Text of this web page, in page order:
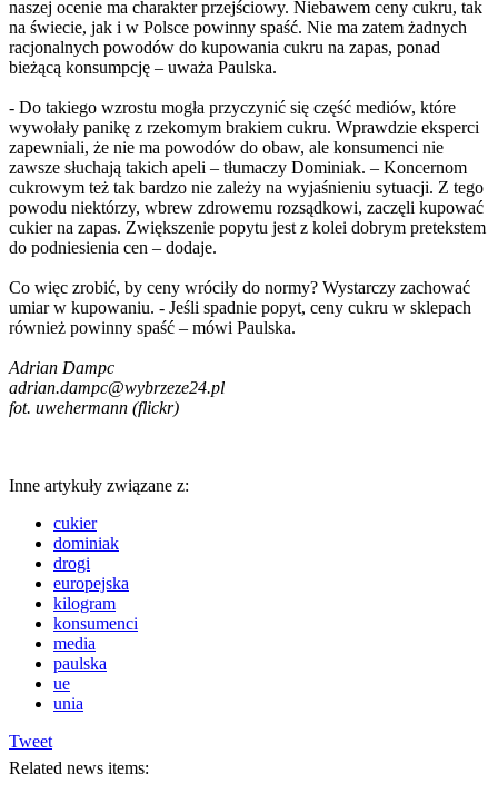
naszej ocenie ma charakter przejściowy. Niebawem ceny cukru, tak
na świecie, jak i w Polsce powinny spaść. Nie ma zatem żadnych
racjonalnych powodów do kupowania cukru na zapas, ponad
bieżącą konsumpcję – uważa Paulska.
- Do takiego wzrostu mogła przyczynić się część mediów, które
wywołały panikę z rzekomym brakiem cukru. Wprawdzie eksperci
zapewniali, że nie ma powodów do obaw, ale konsumenci nie
zawsze słuchają takich apeli – tłumaczy Dominiak. – Koncernom
cukrowym też tak bardzo nie zależy na wyjaśnieniu sytuacji. Z tego
powodu niektórzy, wbrew zdrowemu rozsądkowi, zaczęli kupować
cukier na zapas. Zwiększenie popytu jest z kolei dobrym pretekstem
do podniesienia cen – dodaje.
Co więc zrobić, by ceny wróciły do normy? Wystarczy zachować
umiar w kupowaniu. - Jeśli spadnie popyt, ceny cukru w sklepach
również powinny spaść – mówi Paulska.
Adrian Dampc
adrian.dampc@wybrzeze24.pl
fot. uwehermann (flickr)
Inne artykuły związane z:
cukier
dominiak
drogi
europejska
kilogram
konsumenci
media
paulska
ue
unia
Tweet
Related news items: